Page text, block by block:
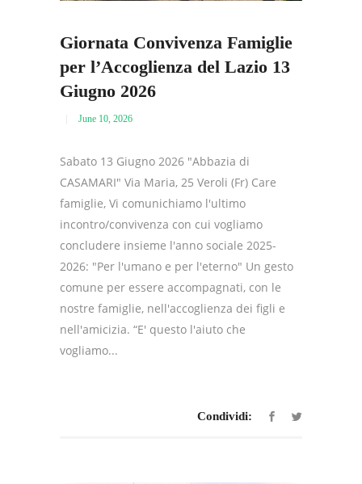
Giornata Convivenza Famiglie
per l’Accoglienza del Lazio 13
Giugno 2026
June 10, 2026
Sabato 13 Giugno 2026 "Abbazia di
CASAMARI" Via Maria, 25 Veroli (Fr) Care
famiglie, Vi comunichiamo l'ultimo
incontro/convivenza con cui vogliamo
concludere insieme l'anno sociale 2025-
2026: "Per l'umano e per l'eterno" Un gesto
comune per essere accompagnati, con le
nostre famiglie, nell'accoglienza dei figli e
nell'amicizia. “E' questo l'aiuto che
vogliamo...
Condividi: